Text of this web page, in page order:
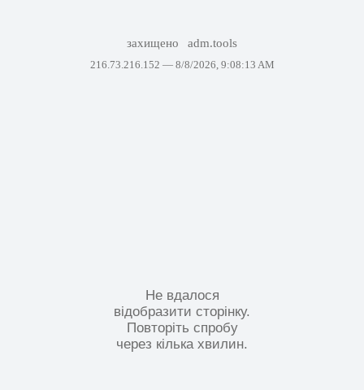
захищено adm.tools
216.73.216.152 — 8/8/2026, 9:08:13 AM
Не вдалося
відобразити сторінку.
Повторіть спробу
через кілька хвилин.